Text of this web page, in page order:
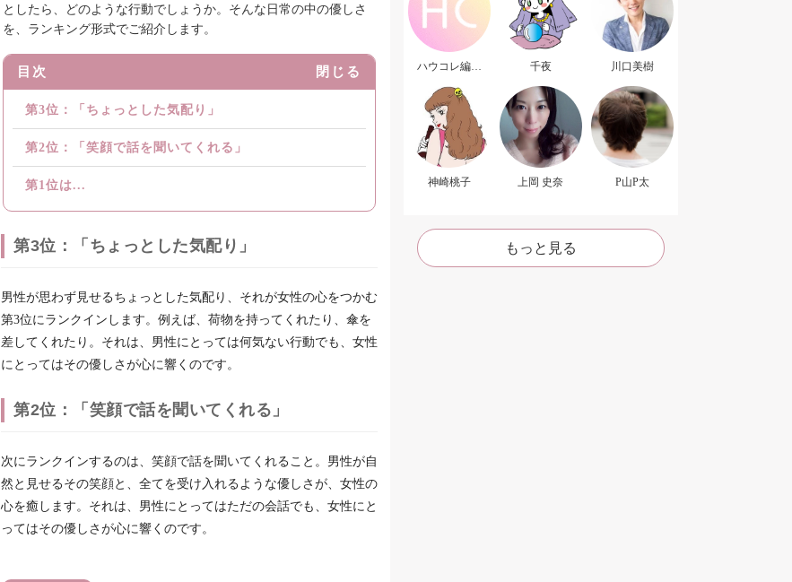
としたら、どのような行動でしょうか。そんな日常の中の優しさ
を、ランキング形式でご紹介します。
目次 閉じる
第3位：「ちょっとした気配り」
第2位：「笑顔で話を聞いてくれる」
第1位は...
第3位：「ちょっとした気配り」
男性が思わず見せるちょっとした気配り、それが女性の心をつかむ
第3位にランクインします。例えば、荷物を持ってくれたり、傘を
差してくれたり。それは、男性にとっては何気ない行動でも、女性
にとってはその優しさが心に響くのです。
第2位：「笑顔で話を聞いてくれる」
次にランクインするのは、笑顔で話を聞いてくれること。男性が自
然と見せるその笑顔と、全てを受け入れるような優しさが、女性の
心を癒します。それは、男性にとってはただの会話でも、女性にと
ってはその優しさが心に響くのです。
ハウコレ編集
千夜 川口美樹
神崎桃子 上岡 史奈 P山P太
もっと見る